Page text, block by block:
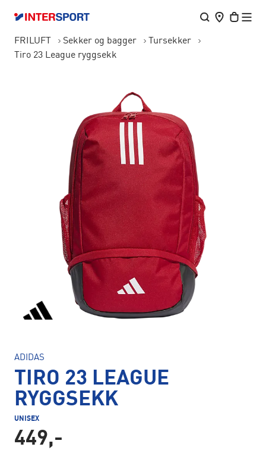
FRILUFT Sekker og bagger
Tursekker
Tiro 23 League ryggsekk
ADIDAS
TIRO 23 LEAGUE
RYGGSEKK
UNISEX
449,-